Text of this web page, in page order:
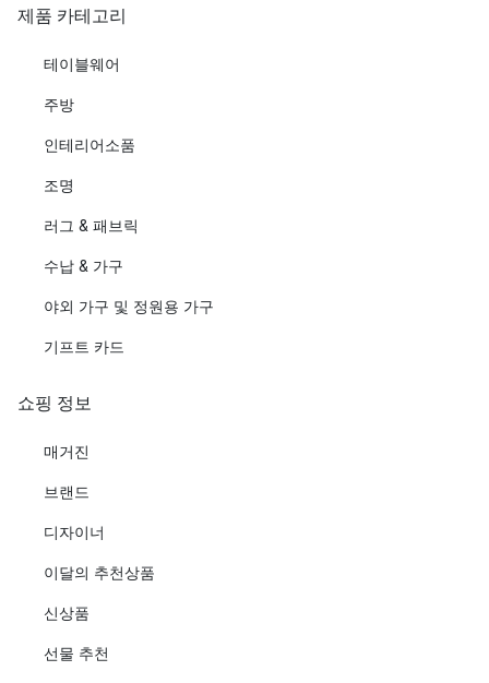
제품 카테고리
테이블웨어
주방
인테리어소품
조명
러그 & 패브릭
수납 & 가구
야외 가구 및 정원용 가구
기프트 카드
쇼핑 정보
매거진
브랜드
디자이너
이달의 추천상품
신상품
선물 추천